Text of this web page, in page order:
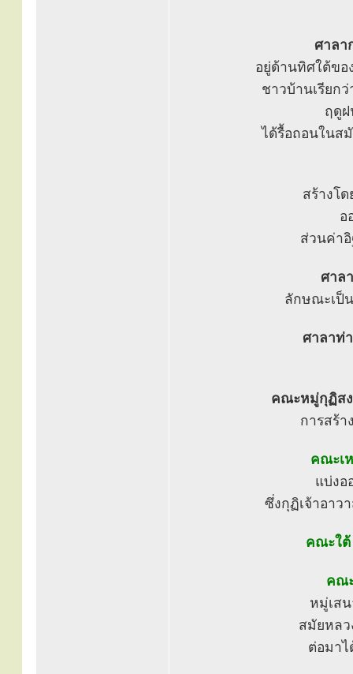
ศาลา
อยู่ด้านทิศใต้ข
ชาวบ้านเรียก
ฤดู
ได้รื้อถอนในส
สร้างโด
อ
ส่วนค่า
ศาล
ลักษณะเป็
ศาลาท่
คณะหมู่กุฏิส
การสร้
คณะเ
แบ่งอ
ซึ่งกุฏิเจ้าอา
คณะใต้
คณ
หมู่เส
สมัยหลว
ต่อมาไ